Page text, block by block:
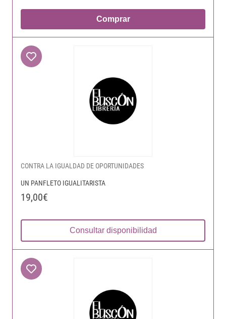
Comprar
CONTRA LA IGUALDAD DE OPORTUNIDADES
UN PANFLETO IGUALITARISTA
19,00€
Consultar disponibilidad